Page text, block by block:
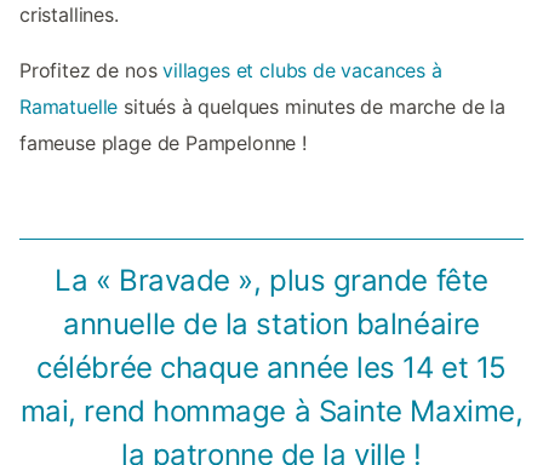
cristallines.
Profitez de nosvillages et clubs de vacances à
Ramatuelle situés à quelques minutes de marche de la
fameuse plage de Pampelonne !
La « Bravade », plus grande fête
annuelle de la station balnéaire
célébrée chaque année les 14 et 15
mai, rend hommage à Sainte Maxime,
la patronne de la ville !